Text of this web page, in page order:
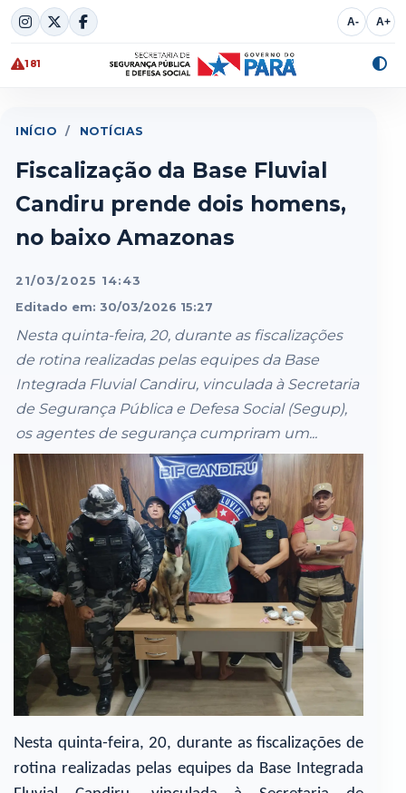
Skip
to
content
A- A+
181
INÍCIO / NOTÍCIAS
Fiscalização da Base Fluvial
Candiru prende dois homens,
no baixo Amazonas
21/03/2025 14:43
Editado em: 30/03/2026 15:27
Nesta quinta-feira, 20, durante as fiscalizações
de rotina realizadas pelas equipes da Base
Integrada Fluvial Candiru, vinculada à Secretaria
de Segurança Pública e Defesa Social (Segup),
os agentes de segurança cumpriram um...
Nesta quinta-feira, 20, durante as fiscalizações de
rotina realizadas pelas equipes da Base Integrada